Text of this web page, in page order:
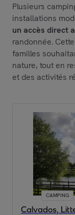
Plusieurs
installations
un accès direct
randonnée.
familles
nature, tout en
et des activités
CAMPING
Calvados,